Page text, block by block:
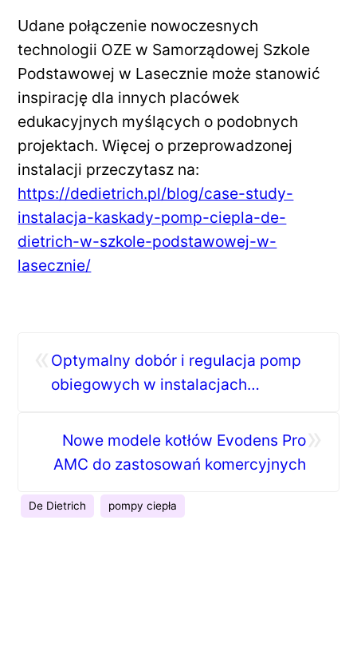
Udane połączenie nowoczesnych
technologii OZE w Samorządowej Szkole
Podstawowej w Lasecznie może stanowić
inspirację dla innych placówek
edukacyjnych myślących o podobnych
projektach. Więcej o przeprowadzonej
instalacji przeczytasz na:
https://dedietrich.pl/blog/case-study-
instalacja-kaskady-pomp-ciepla-de-
dietrich-w-szkole-podstawowej-w-
lasecznie/
Optymalny dobór i regulacja pomp
obiegowych w instalacjach
dzięki wysokowydajnym pompom
Taconova
»
Nowe modele kotłów Evodens Pro
AMC do zastosowań komercyjnych
De Dietrich pompy ciepła